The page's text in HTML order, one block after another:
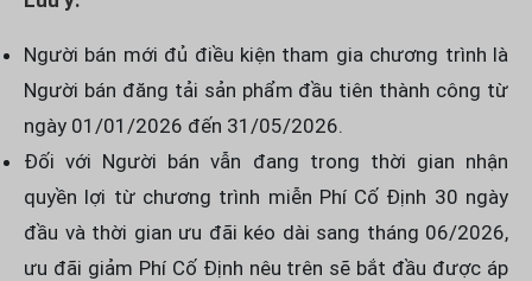
Người bán mới đủ điều kiện tham gia chương trình là
Người bán đăng tải sản phẩm đầu tiên thành công từ
ngày 01/01/2026 đến 31/05/2026.
Đối với Người bán vẫn đang trong thời gian nhận
quyền lợi từ chương trình miễn Phí Cố Định 30 ngày
đầu và thời gian ưu đãi kéo dài sang tháng 06/2026,
ưu đãi giảm Phí Cố Định nêu trên sẽ bắt đầu được áp